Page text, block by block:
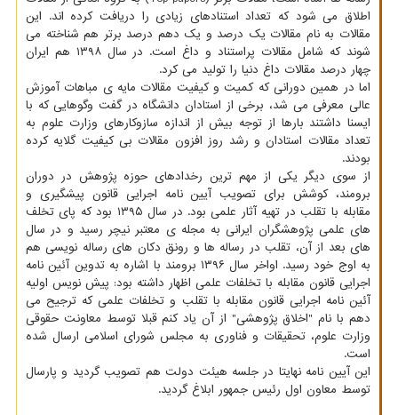
اطلاق می شود که تعداد استنادهای زیادی را دریافت کرده اند. این
مقالات به نام مقالات یک درصد و یک دهم درصد برتر هم شناخته می
شوند که شامل مقالات پراستناد و داغ است. در سال ۱۳۹۸ هم ایران
چهار درصد مقالات داغ دنیا را تولید می کرد.
اما در همین دورانی که کمیت و کیفیت مقالات مایه ی مباهات آموزش
عالی معرفی می شد، برخی از استادان دانشگاه در گفت وگوهایی که با
ایسنا داشتند بارها از توجه بیش از اندازه سازوکارهای وزارت علوم به
تعداد مقالات استادان و رشد روز افزون مقالات بی کیفیت گلایه کرده
بودند.
از سوی دیگر یکی از مهم ترین رخدادهای حوزه پژوهش در دوران
برومند، کوشش برای تصویب آیین نامه اجرایی قانون پیشگیری و
مقابله با تقلب در تهیه آثار علمی بود. در سال ۱۳۹۵ بود که پای تخلف
های علمی پژوهشگران ایرانی به مجله ی معتبر نیچر رسید و در سال
های بعد از آن، تقلب در رساله ها و رونق دکان های رساله نویسی هم
به اوج خود رسید. اواخر سال ۱۳۹۶ برومند با اشاره به تدوین آئین نامه
اجرایی قانون مقابله با تخلفات علمی اظهار داشته بود: پیش نویس اولیه
آئین نامه اجرایی قانون مقابله با تقلب و تخلفات علمی که ترجیح می
دهم با نام "اخلاق پژوهشی" از آن یاد کنم قبلا توسط معاونت حقوقی
وزارت علوم، تحقیقات و فناوری به مجلس شورای اسلامی ارسال شده
است.
این آیین نامه نهایتا در جلسه هیئت دولت هم تصویب گردید و پارسال
توسط معاون اول رئیس جمهور ابلاغ گردید.